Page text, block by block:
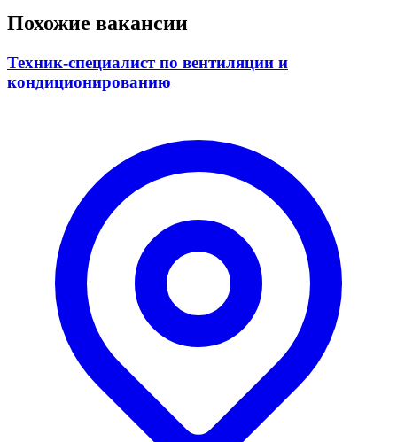
Похожие вакансии
Техник-специалист по вентиляции и
кондиционированию